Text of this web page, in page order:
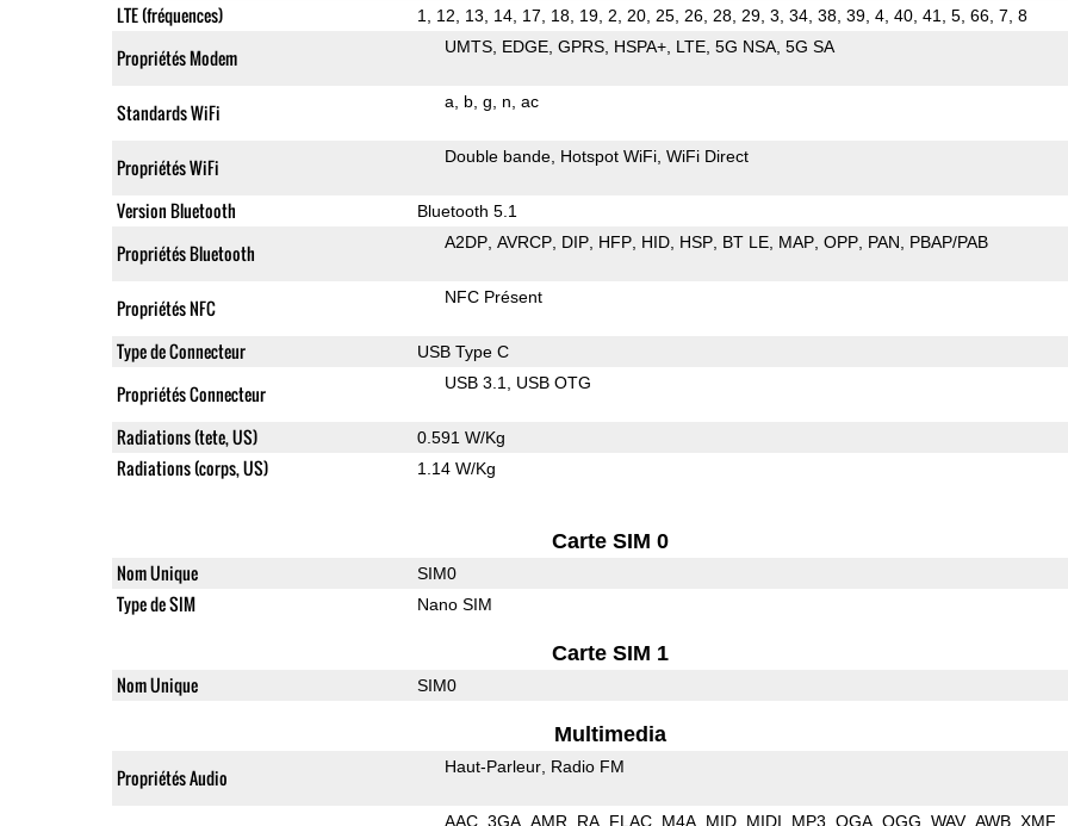
LTE (fréquences) 1, 12, 13, 14, 17, 18, 19, 2, 20, 25, 26, 28, 29, 3, 34, 38, 39, 4, 40, 41, 5, 66, 7, 8
Propriétés Modem UMTS EDGE GPRS HSPA+ LTE 5G NSA 5G SA
Standards WiFi a b g n ac
Propriétés WiFi Double bande Hotspot WiFi WiFi Direct
Version Bluetooth Bluetooth 5.1
Propriétés Bluetooth A2DP AVRCP DIP HFP HID HSP BT LE MAP OPP PAN PBAP/PAB
Propriétés NFC NFC Présent
Type de Connecteur USB Type C
Propriétés Connecteur USB 3.1 USB OTG
Radiations (tete, US) 0.591 W/Kg
Radiations (corps, US) 1.14 W/Kg
Carte SIM 0
Nom Unique SIM0
Type de SIM Nano SIM
Carte SIM 1
Nom Unique SIM0
Multimedia
Propriétés Audio Haut-Parleur Radio FM
AAC 3GA AMR RA FLAC M4A MID MIDI MP3 OGA OGG WAV AWB XMF